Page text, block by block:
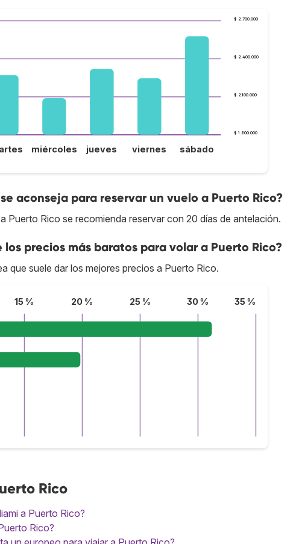
$ 1.800.000
$ 2.100.000
$ 2.400.000
$ 2.700.000
miércoles jueves viernes sábado
aconseja para reservar un vuelo a Puerto Rico?
Puerto Rico se recomienda reservar con 20 días de antelación.
precios más baratos para volar a Puerto Rico?
que suele dar los mejores precios a Puerto Rico.
15 % 20 % 25 % 30 % 35 %
Rico
a Puerto Rico?
Rico?